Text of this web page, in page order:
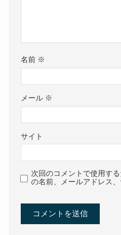
名前 ※
メール ※
サイト
次回のコメントで使用す
の名前、メールアドレス、